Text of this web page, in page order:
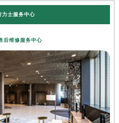
力士服务中心
后维修服务中心